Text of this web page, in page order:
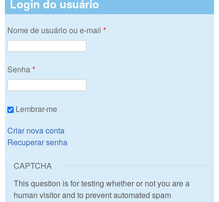
Login do usuário
Nome de usuário ou e-mail *
Senha *
Lembrar-me
Criar nova conta
Recuperar senha
CAPTCHA
This question is for testing whether or not you are a
human visitor and to prevent automated spam